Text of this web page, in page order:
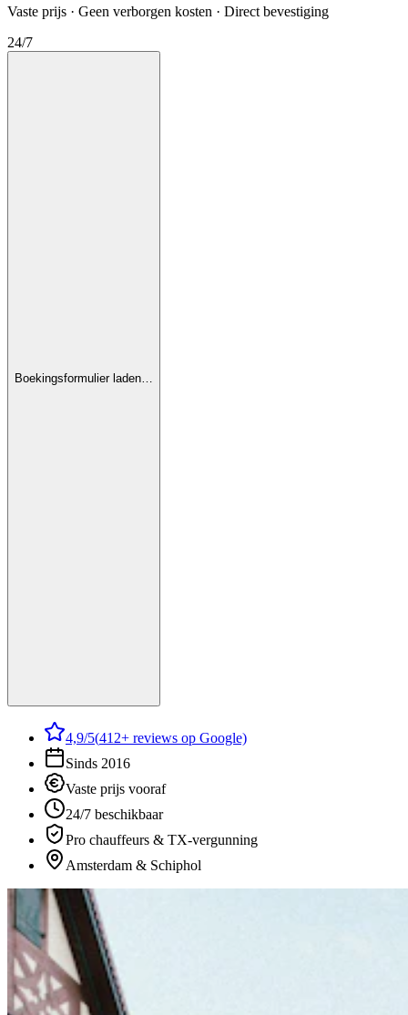
Vaste prijs · Geen verborgen kosten · Direct bevestiging
24/7
Boekingsformulier laden…
4,9/5(412+ reviews op Google)
Sinds 2016
Vaste prijs vooraf
24/7 beschikbaar
Pro chauffeurs & TX-vergunning
Amsterdam & Schiphol